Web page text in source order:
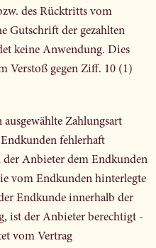
des Rücktritts vom
Gutschrift der gezahlten
keine Anwendung. Dies
Verstoß gegen Ziff. 10 (1)
Zahlungsart
fehlerhaft
der Anbieter dem Endkunden
vom Endkunden hinterlegte
Endkunde innerhalb der
ist der Anbieter berechtigt -
vom Vertrag